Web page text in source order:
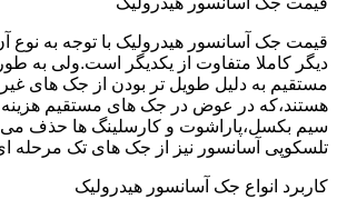
قیمت جک آسانسور هیدرولیک با توجه به نوع
دیگر کاملا متفاوت از یکدیگر است.ولی به
مستقیم به دلیل طویل تر بودن از جک های
هستند،که در عوض در جک های مستقیم
سیم بکسل،پاراشوت و کارسلینگ ها حذف
تلسکوپی آسانسور نیز از جک های تک مرحله
کاربرد انواع جک آسانسور هیدرولیک